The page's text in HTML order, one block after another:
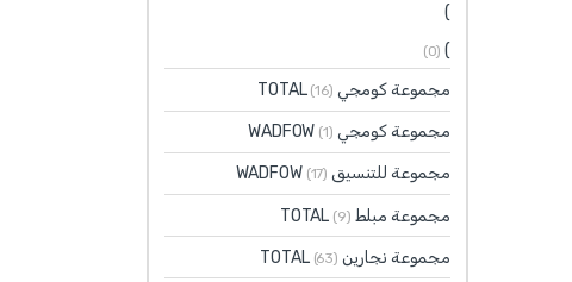
)
)
(0)
مجموعة كومجي TOTAL (16)
مجموعة كومجي WADFOW (1)
مجموعة للتنسيق WADFOW (17)
مجموعة مبلط TOTAL (9)
مجموعة نجارين TOTAL (63)